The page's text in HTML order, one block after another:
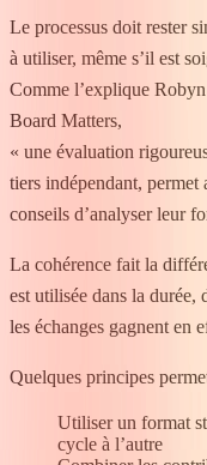
Le processus doit rester
à utiliser, même s’il est
Comme l’explique
Board Matters,
« une évaluation
tiers indépendant, permet
conseils d’analyser leur
La cohérence fait la
est utilisée dans la durée,
les échanges gagnent en
Quelques principes
Utiliser un format
cycle à l’autre